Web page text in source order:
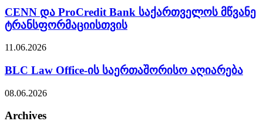
CENN და ProCredit Bank საქართველოს მწვანე
ტრანსფორმაციისთვის
11.06.2026
BLC Law Office-ის საერთაშორისო აღიარება
08.06.2026
Archives